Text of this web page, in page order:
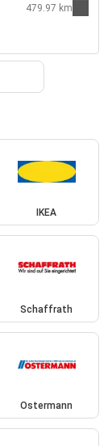
479.97 km
IKEA
Schaffrath
Ostermann